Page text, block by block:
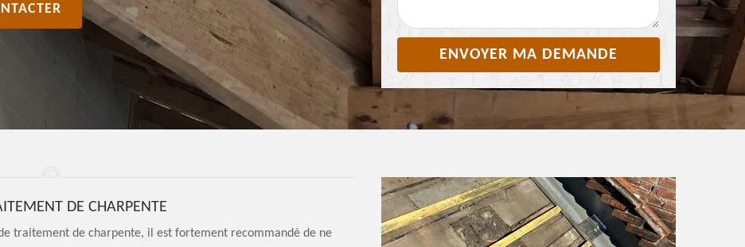
DE CHARPENTE
traitement de charpente, il est fortement recommandé de ne